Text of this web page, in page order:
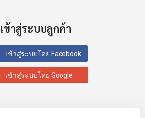
เข้าสู่ระบบลูกค้า
เข้าสู่ระบบโดย Facebook
เข้าสู่ระบบโดย Google